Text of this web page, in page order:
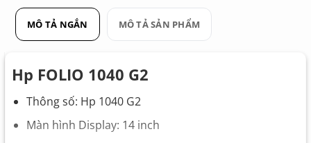
MÔ TẢ NGẮN MÔ TẢ SẢN PHẨM
Hp FOLIO 1040 G2
Thông số: Hp 1040 G2
Màn hình Display: 14 inch